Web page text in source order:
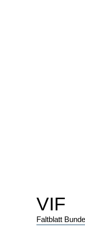
VIF
Faltblatt